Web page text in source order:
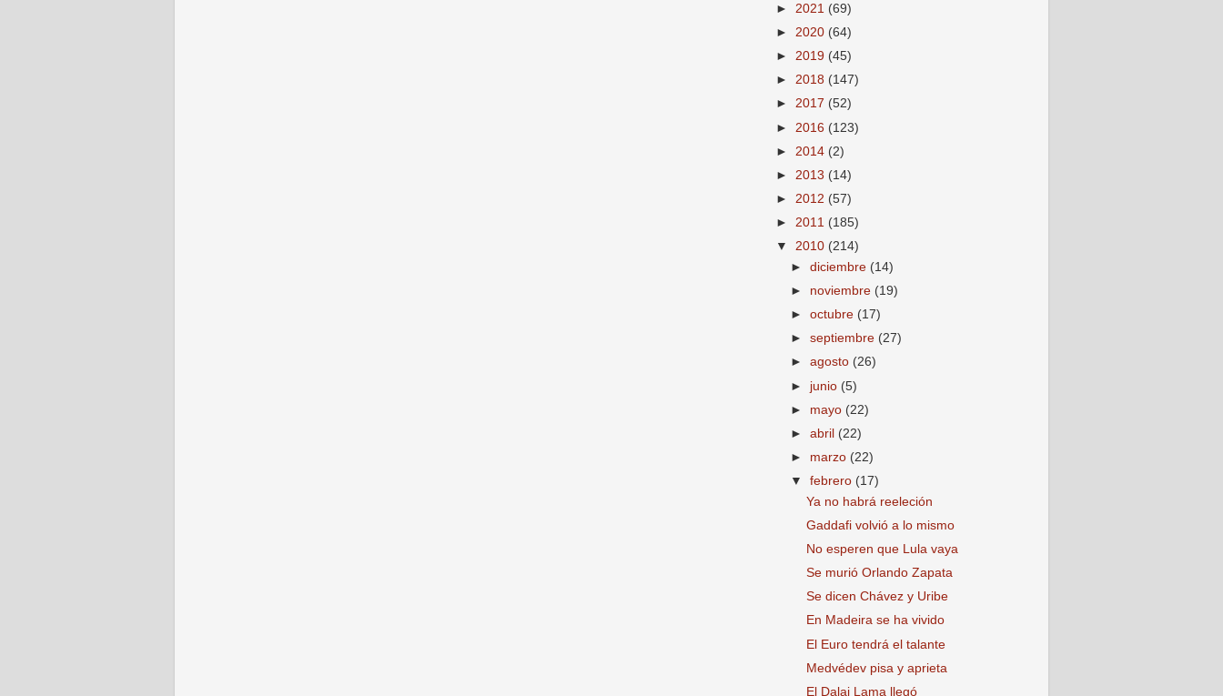
► 2021 (69)
► 2020 (64)
► 2019 (45)
► 2018 (147)
► 2017 (52)
► 2016 (123)
► 2014 (2)
► 2013 (14)
► 2012 (57)
► 2011 (185)
▼ 2010 (214)
►diciembre (14)
► noviembre (19)
►octubre (17)
►septiembre (27)
►agosto (26)
► junio (5)
► mayo (22)
►abril (22)
► marzo (22)
▼febrero (17)
Ya no habrá reeleción
Gaddafi volvió a lo mismo
No esperen que Lula vaya
Se murió Orlando Zapata
Se dicen Chávez y Uribe
En Madeira se ha vivido
El Euro tendrá el talante
Medvédev pisa y aprieta
El Dalai Lama llegó